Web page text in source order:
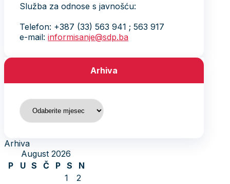
Služba za odnose s javnošću:
Telefon: +387 (33) 563 941 ; 563 917
e-mail: informisanje@sdp.ba
Arhiva
Arhiva
Arhiva
August 2026
P
U S Č P S
N
1
2